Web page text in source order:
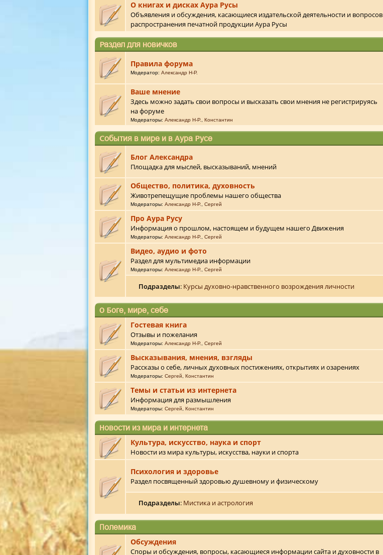
О книгах и дисках Аура Русы
Объявления и обсуждения, касающиеся издательской деятельности и вопросов
распространения печатной продукции Аура Русы
Раздел для новичков
Правила форума
Модератор:Александр Н-Р.
Ваше мнение
Здесь можно задать свои вопросы и высказать свои мнения не регистрируясь
на форуме
Модераторы:Александр Н-Р. ,Константин
События в мире и в Аура Русе
Блог Александра
Площадка для мыслей, высказываний, мнений
Общество, политика, духовность
Животрепещущие проблемы нашего общества
Модераторы:Александр Н-Р. ,Сергей
Про Аура Русу
Информация о прошлом, настоящем и будущем нашего Движения
Модераторы:Александр Н-Р. ,Сергей
Видео, аудио и фото
Раздел для мультимедиа информации
Модераторы:Александр Н-Р. ,Сергей
Подразделы: Курсы духовно-нравственного возрождения личности
О Боге, мире, себе
Гостевая книга
Отзывы и пожелания
Модераторы:Александр Н-Р. ,Сергей
Высказывания, мнения, взгляды
Рассказы о себе, личных духовных постижениях, открытиях и озарениях
Модераторы:Сергей ,Константин
Темы и статьи из интернета
Информация для размышления
Модераторы:Сергей ,Константин
Новости из мира и интернета
Культура, искусство, наука и спорт
Новости из мира культуры, искусства, науки и спорта
Психология и здоровье
Раздел посвященный здоровью душевному и физическому
Подразделы: Мистика и астрология
Полемика
Обсуждения
Споры и обсуждения, вопросы, касающиеся информации сайта и духовности в